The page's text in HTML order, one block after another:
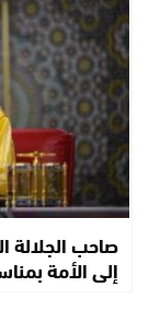
صاحب الجلالة
إلى الأمة